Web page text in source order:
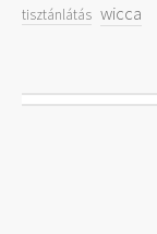
tisztánlátás wicca